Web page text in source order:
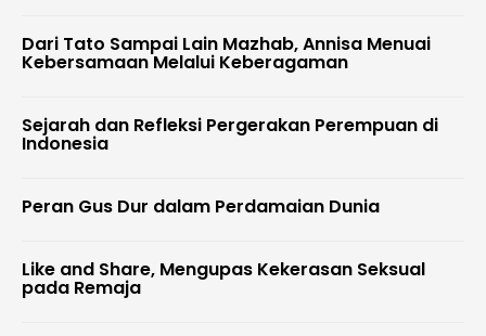
Dari Tato Sampai Lain Mazhab, Annisa Menuai
Kebersamaan Melalui Keberagaman
Sejarah dan Refleksi Pergerakan Perempuan di
Indonesia
Peran Gus Dur dalam Perdamaian Dunia
Like and Share, Mengupas Kekerasan Seksual
pada Remaja